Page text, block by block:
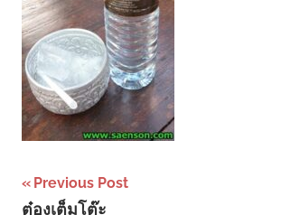
Post
Previous Post
ต๋องเต็มโต๊ะ